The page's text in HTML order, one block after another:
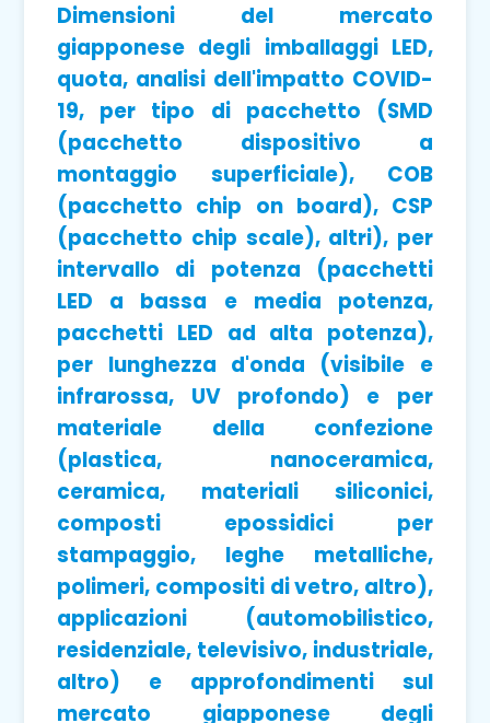
Dimensioni del mercato
giapponese degli imballaggi LED,
quota, analisi dell'impatto COVID-
19, per tipo di pacchetto (SMD
(pacchetto dispositivo a
montaggio superficiale), COB
(pacchetto chip on board), CSP
(pacchetto chip scale), altri), per
intervallo di potenza (pacchetti
LED a bassa e media potenza,
pacchetti LED ad alta potenza),
per lunghezza d'onda (visibile e
infrarossa, UV profondo) e per
materiale della confezione
(plastica, nanoceramica,
ceramica, materiali siliconici,
composti epossidici per
stampaggio, leghe metalliche,
polimeri, compositi di vetro, altro),
applicazioni (automobilistico,
residenziale, televisivo, industriale,
altro) e approfondimenti sul
mercato giapponese degli